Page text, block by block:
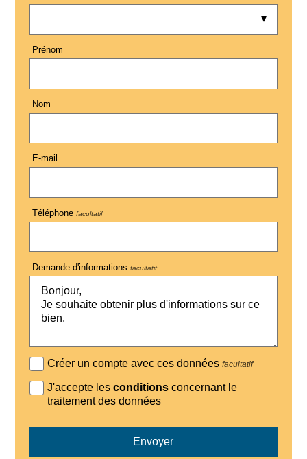
Prénom
Nom
E-mail
Téléphone facultatif
Demande d'informations facultatif
Créer un compte avec ces donnéesfacultatif
J'accepte lesconditions concernant le
traitement des données
Envoyer